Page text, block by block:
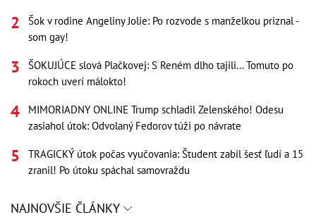
Šok v rodine Angeliny Jolie: Po rozvode s manželkou priznal -
som gay!
ŠOKUJÚCE slová Plačkovej: S Reném dlho tajili... Tomuto po
rokoch uverí málokto!
MIMORIADNY ONLINE Trump schladil Zelenského! Odesu
zasiahol útok: Odvolaný Fedorov túži po návrate
TRAGICKÝ útok počas vyučovania: Študent zabil šesť ľudí a 15
zranil! Po útoku spáchal samovraždu
NAJNOVŠIE ČLÁNKY